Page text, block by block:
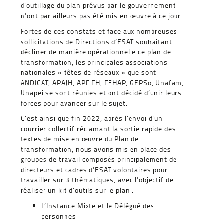
d’outillage du plan prévus par le gouvernement
n’ont par ailleurs pas été mis en œuvre à ce jour.
Fortes de ces constats et face aux nombreuses
sollicitations de Directions d’ESAT souhaitant
décliner de manière opérationnelle ce plan de
transformation, les principales associations
nationales « têtes de réseaux » que sont
ANDICAT, APAJH, APF FH, FEHAP, GEPSo, Unafam,
Unapei se sont réunies et ont décidé d’unir leurs
forces pour avancer sur le sujet.
C’est ainsi que fin 2022, après l’envoi d’un
courrier collectif réclamant la sortie rapide des
textes de mise en œuvre du Plan de
transformation, nous avons mis en place des
groupes de travail composés principalement de
directeurs et cadres d’ESAT volontaires pour
travailler sur 3 thématiques, avec l’objectif de
réaliser un kit d’outils sur le plan :
L’Instance Mixte et le Délégué des
personnes